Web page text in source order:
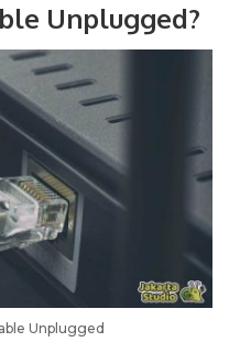
Unplugged?
Unplugged